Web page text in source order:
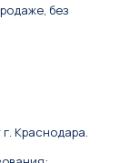
без
Краснодара.